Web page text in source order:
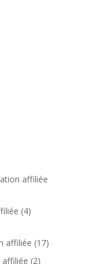
affiliée
(4)
affiliée (17)
affiliée (2)